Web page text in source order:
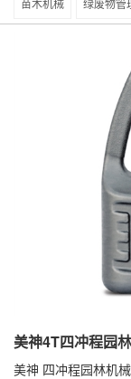
苗木机械 绿废物管
美神4T四冲程园
美神 四冲程园林机